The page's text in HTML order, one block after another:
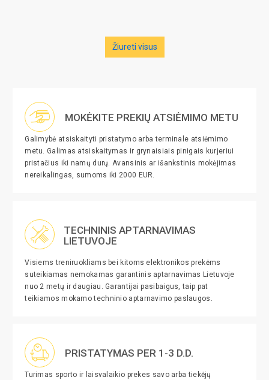
Žiureti visus
MOKĖKITE PREKIŲ ATSIĖMIMO METU
Galimybė atsiskaityti pristatymo arba terminale atsiėmimo
metu. Galimas atsiskaitymas ir grynaisiais pinigais kurjeriui
pristačius iki namų durų. Avansinis ar išankstinis mokėjimas
nereikalingas, sumoms iki 2000 EUR.
TECHNINIS APTARNAVIMAS
LIETUVOJE
Visiems treniruokliams bei kitoms elektronikos prekėms
suteikiamas nemokamas garantinis aptarnavimas Lietuvoje
nuo 2 metų ir daugiau. Garantijai pasibaigus, taip pat
teikiamos mokamo techninio aptarnavimo paslaugos.
PRISTATYMAS PER 1-3 D.D.
Turimas sporto ir laisvalaikio prekes savo arba tiekėjų